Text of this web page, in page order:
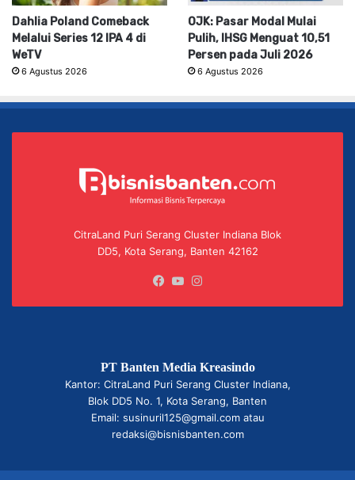
Dahlia Poland Comeback
Melalui Series 12 IPA 4 di
WeTV
6 Agustus 2026
OJK: Pasar Modal Mulai
Pulih, IHSG Menguat 10,51
Persen pada Juli 2026
6 Agustus 2026
CitraLand Puri Serang Cluster Indiana Blok
DD5, Kota Serang, Banten 42162
Facebook
YouTube
PT Banten Media Kreasindo
Kantor: CitraLand Puri Serang Cluster Indiana,
Blok DD5 No. 1, Kota Serang, Banten
Email: susinuril125@gmail.com atau
redaksi@bisnisbanten.com